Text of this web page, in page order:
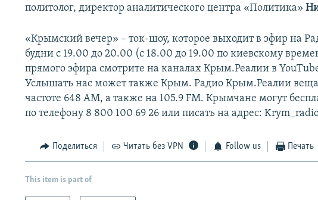
политолог, директор аналитического центра «Политика»
«Крымский вечер» – ток-шоу, которое выходит в эфир на
будни с 19.00 до 20.00 (с 18.00 до 19.00 по киевскому
прямого эфира смотрите на каналах Крым.Реалии в
Услышать нас может также Крым. Радио Крым.Реалии
частоте 648 АМ, а также на 105.9 FM. Крымчане могут
по телефону 8 800 100 69 26 или писать на адрес:
Поделиться Читать без VPN Follow us Печать
This item is part of